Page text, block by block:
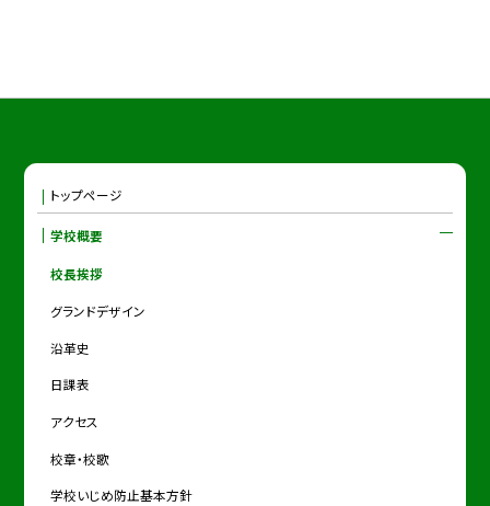
トップページ
学校概要
校長挨拶
グランドデザイン
沿革史
日課表
アクセス
校章・校歌
学校いじめ防止基本方針